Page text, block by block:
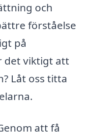
och
förståelse
på
det viktigt att
Låt oss titta
att få